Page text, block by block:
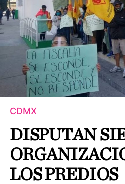
CDMX
DISPUTAN
LOS PREDIOS